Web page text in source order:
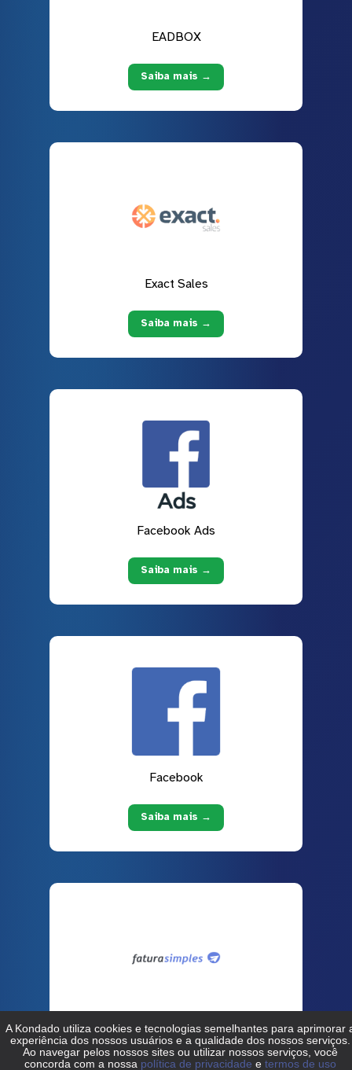
EADBOX
Saiba mais →
Exact Sales
Saiba mais →
Facebook Ads
Saiba mais →
Facebook
Saiba mais →
Fatura Simples
Saiba mais →